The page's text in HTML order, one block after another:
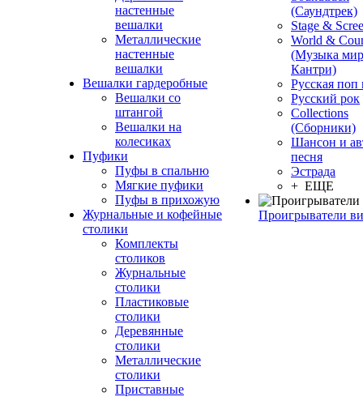
настенные
вешалки
Металлические
настенные
вешалки
Вешалки гардеробные
Вешалки со
штангой
Вешалки на
колесиках
Пуфики
Пуфы в спальню
Мягкие пуфики
Пуфы в прихожую
Журнальные и кофейные
столики
Комплекты
столиков
Журнальные
столики
Пластиковые
столики
Деревянные
столики
Металлические
столики
Приставные
(Саундтрек)
Stage &
World &
(Музыка
Кантри)
Русская поп
Русский рок
Сollections
(Сборники)
Шансон и
песня
Эстрада
+ ЕЩЕ
Проигрыватели